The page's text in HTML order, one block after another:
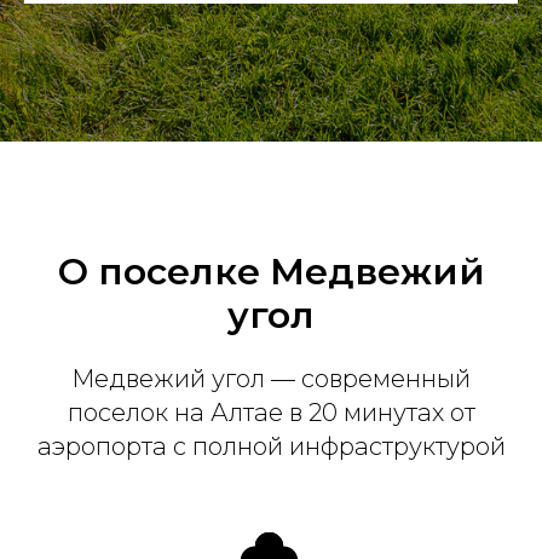
О поселке Медвежий
угол
Медвежий угол — современный
поселок на Алтае в 20 минутах от
аэропорта с полной инфраструктурой